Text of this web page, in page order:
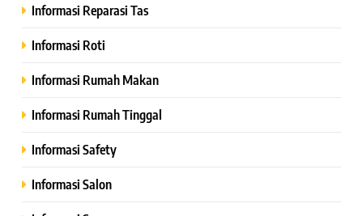
Informasi Reparasi Tas
Informasi Roti
Informasi Rumah Makan
Informasi Rumah Tinggal
Informasi Safety
Informasi Salon